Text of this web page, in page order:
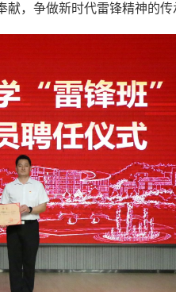
，争做新时代雷锋精神的传